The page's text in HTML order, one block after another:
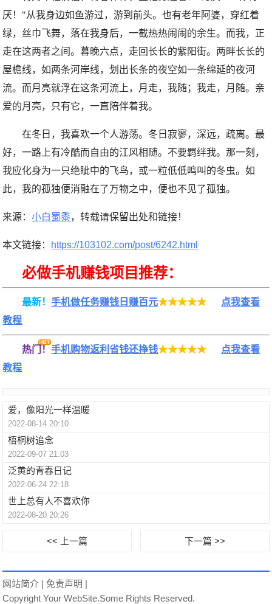
厌！"从我身边如鱼游过，游到前头。也有老年阿婆，穿红着
绿，丝巾飞舞，落在我身后，一截热热闹闹的余生。而我，正
走在这两者之间。暮晚六点，走回长长的紫阳街。两畔长长的
屋檐线，如两条河岸线，划出长条的夜空如一条绵延的夜河
流。而月亮就浮在这条河流上，月走，我随；我走，月随。亲
爱的月亮，只有它，一直陪伴着我。
在冬日，我喜欢一个人游荡。冬日寂寥，深远，疏离。最
好，一路上有冷酷而自由的江风相随。不要羁绊我。那一刻，
我应化身为一只绝眦中的飞鸟，或一粒低低鸣叫的冬虫。如
此，我的孤独便消融在了万物之中，便也不见了孤独。
来源：小白蜀黍，转载请保留出处和链接！
本文链接： https://103102.com/post/6242.html
必做手机赚钱项目推荐：
最新！手机做任务赚钱日赚百元★★★★★
点我查看
教程
热门！手机购物返利省钱还挣钱★★★★★
点我查看
教程
爱，像阳光一样温暖
2022-08-14 20:10
梧桐树追念
2022-09-07 21:03
泛黄的青春日记
2022-06-24 22:18
世上总有人不喜欢你
2022-08-20 20:26
<< 上一篇 下一篇 >>
网站简介 | 免责声明 |
Copyright Your WebSite.Some Rights Reserved.